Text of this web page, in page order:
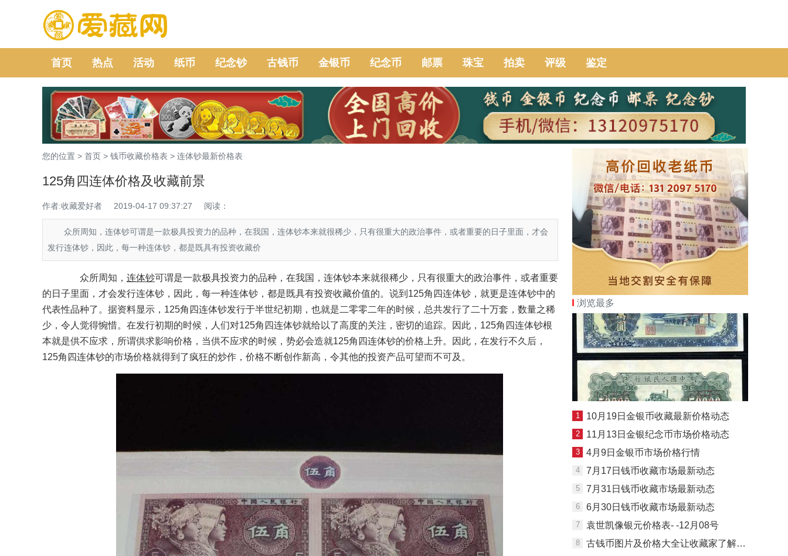
首页 热点 活动 纸币 纪念钞 古钱币 金银币 纪念币 邮票 珠宝 拍卖 评级 鉴定
您的位置 > 首页 > 钱币收藏价格表 > 连体钞最新价格表
125角四连体价格及收藏前景
作者:收藏爱好者 2019-04-17 09:37:27 阅读：
众所周知，连体钞可谓是一款极具投资力的品种，在我国，连体钞本来就很稀少，只有很重大的政治事件，或者重要的日子里面，才会
发行连体钞，因此，每一种连体钞，都是既具有投资收藏价
众所周知， 连体钞可谓是一款极具投资力的品种，在我国，连体钞本来就很稀少，只有很重大的政治事件，或者重要
的日子里面，才会发行连体钞，因此，每一种连体钞，都是既具有投资收藏价值的。说到125角四连体钞，就更是连体钞中的
代表性品种了。据资料显示，125角四连体钞发行于半世纪初期，也就是二零零二年的时候，总共发行了二十万套，数量之稀
少，令人觉得惋惜。在发行初期的时候，人们对125角四连体钞就给以了高度的关注，密切的追踪。因此，125角四连体钞根
本就是供不应求，所谓供求影响价格，当供不应求的时候，势必会造就125角四连体钞的价格上升。因此，在发行不久后，
125角四连体钞的市场价格就得到了疯狂的炒作，价格不断创作新高，令其他的投资产品可望而不可及。
浏览最多
1 10月19日金银币收藏最新价格动态
2 11月13日金银纪念币市场价格动态
3 4月9日金银币市场价格行情
4 7月17日钱币收藏市场最新动态
5 7月31日钱币收藏市场最新动态
6 6月30日钱币收藏市场最新动态
7 袁世凯像银元价格表- -12月08号
8 古钱币图片及价格大全让收藏家了解古钱币市场